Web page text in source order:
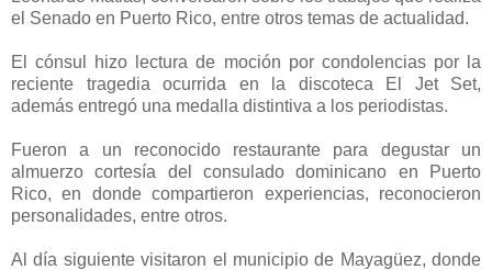
el Senado en Puerto Rico, entre otros temas de actualidad.
El cónsul hizo lectura de moción por condolencias por la
reciente tragedia ocurrida en la discoteca El Jet Set,
además entregó una medalla distintiva a los periodistas.
Fueron a un reconocido restaurante para degustar un
almuerzo cortesía del consulado dominicano en Puerto
Rico, en donde compartieron experiencias, reconocieron
personalidades, entre otros.
Al día siguiente visitaron el municipio de Mayagüez, donde